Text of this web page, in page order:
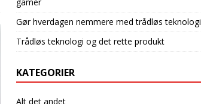
Gør hverdagen nemmere med trådløs teknologi
Trådløs teknologi og det rette produkt
KATEGORIER
Alt det andet